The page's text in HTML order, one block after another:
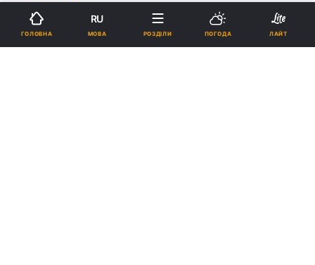
18:43, 11.05.24 АКТУАЛЬНО
ГОЛОВНА
RU
МОВА РОЗДІЛИ ПОГОДА ЛАЙТ